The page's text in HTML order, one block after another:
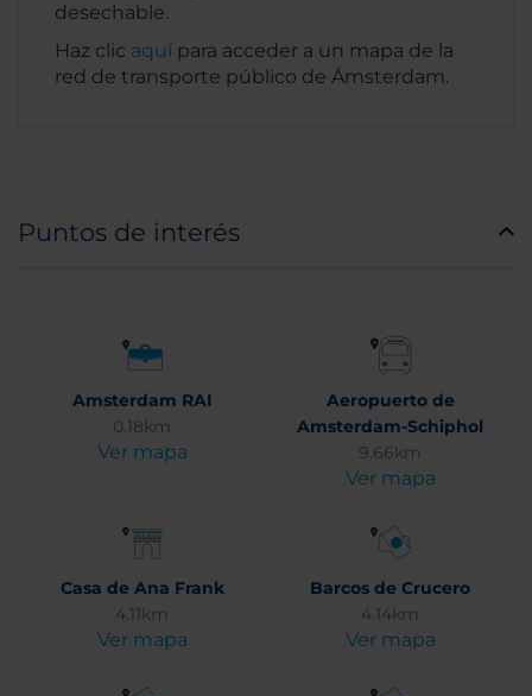
desechable.
Haz clic aquí­ para acceder a un mapa de la
red de transporte público de Ámsterdam.
Puntos de interés
Amsterdam RAI
0.18km
Ver mapa
Aeropuerto de
Amsterdam-Schiphol
9.66km
Ver mapa
Casa de Ana Frank
4.11km
Ver mapa
Barcos de Crucero
4.14km
Ver mapa